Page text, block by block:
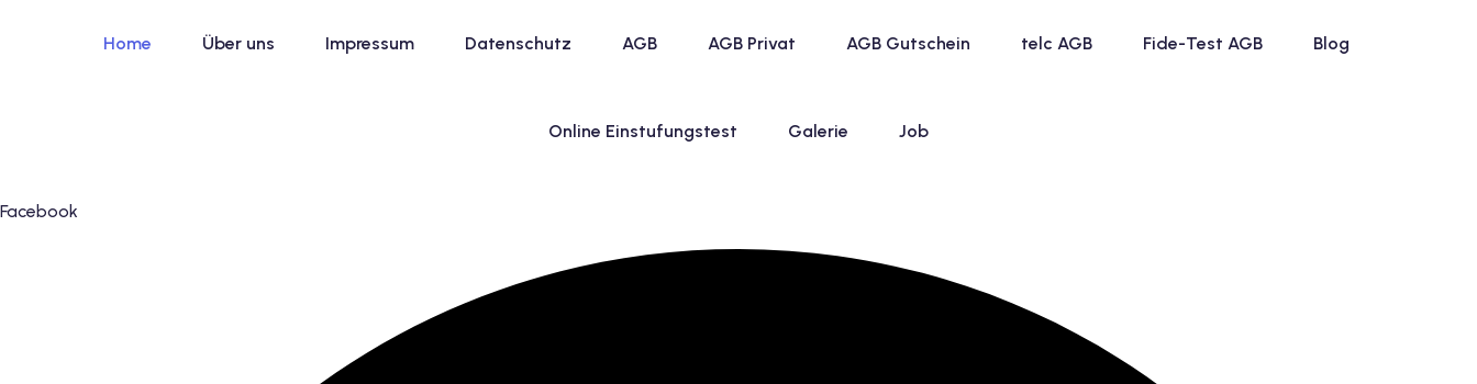
Home Über uns Impressum Datenschutz AGB AGB Privat AGB Gutschein telc AGB Fide-Test AGB Blog
Online Einstufungstest Galerie Job
Facebook